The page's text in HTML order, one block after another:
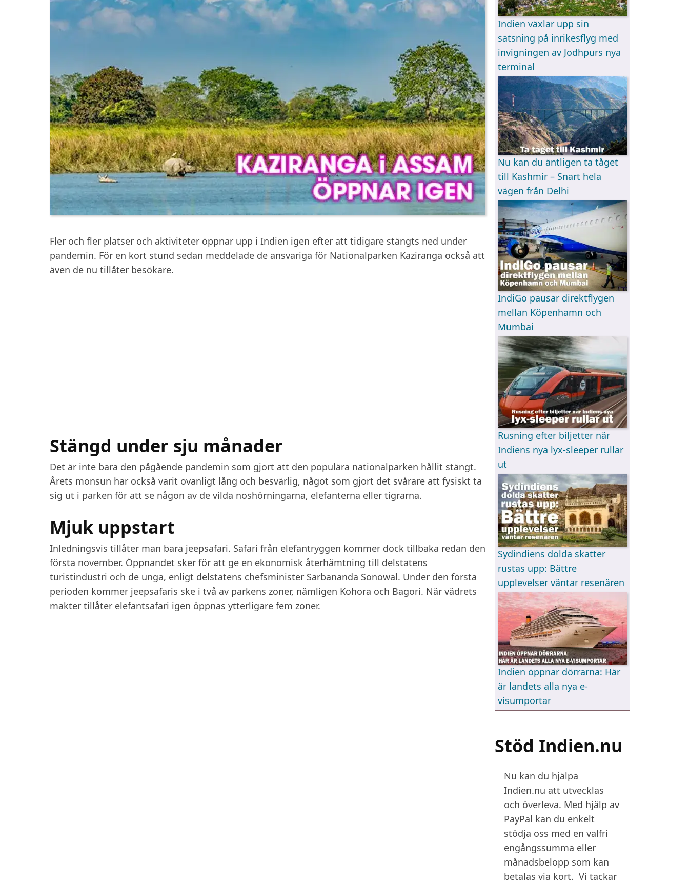
Fler och fler platser och aktiviteter öppnar upp i Indien igen efter att tidigare stängts ned under
pandemin. För en kort stund sedan meddelade de ansvariga för Nationalparken Kaziranga också att
även de nu tillåter besökare.
Stängd under sju månader
Det är inte bara den pågående pandemin som gjort att den populära nationalparken hållit stängt.
Årets monsun har också varit ovanligt lång och besvärlig, något som gjort det svårare att fysiskt ta
sig ut i parken för att se någon av de vilda noshörningarna, elefanterna eller tigrarna.
Mjuk uppstart
Inledningsvis tillåter man bara jeepsafari. Safari från elefantryggen kommer dock tillbaka redan den
första november. Öppnandet sker för att ge en ekonomisk återhämtning till delstatens
turistindustri och de unga, enligt delstatens chefsminister Sarbananda Sonowal. Under den första
perioden kommer jeepsafaris ske i två av parkens zoner, nämligen Kohora och Bagori. När vädrets
makter tillåter elefantsafari igen öppnas ytterligare fem zoner.
Indien växlar upp sin
satsning på inrikesflyg med
invigningen av Jodhpurs nya
terminal
Nu kan du äntligen ta tåget
till Kashmir – Snart hela
vägen från Delhi
IndiGo pausar direktflygen
mellan Köpenhamn och
Mumbai
Rusning efter biljetter när
Indiens nya lyx-sleeper rullar
ut
Sydindiens dolda skatter
rustas upp: Bättre
upplevelser väntar resenären
Indien öppnar dörrarna: Här
är landets alla nya e-
visumportar
Stöd Indien.nu
Nu kan du hjälpa
Indien.nu att utvecklas
och överleva. Med hjälp av
PayPal kan du enkelt
stödja oss med en valfri
engångssumma eller
månadsbelopp som kan
betalas via kort. Vi tackar